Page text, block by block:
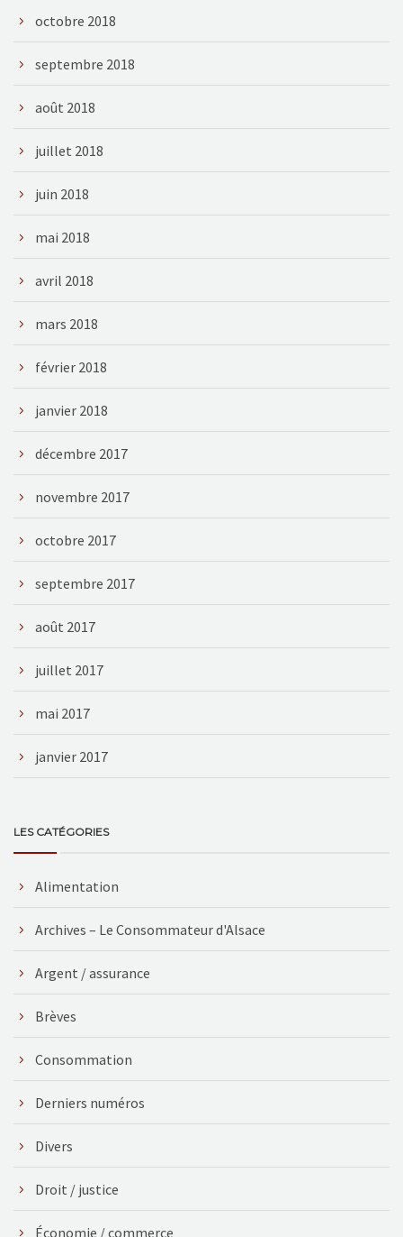
octobre 2018
septembre 2018
août 2018
juillet 2018
juin 2018
mai 2018
avril 2018
mars 2018
février 2018
janvier 2018
décembre 2017
novembre 2017
octobre 2017
septembre 2017
août 2017
juillet 2017
mai 2017
janvier 2017
LES CATÉGORIES
Alimentation
Archives – Le Consommateur d'Alsace
Argent / assurance
Brèves
Consommation
Derniers numéros
Divers
Droit / justice
Économie / commerce